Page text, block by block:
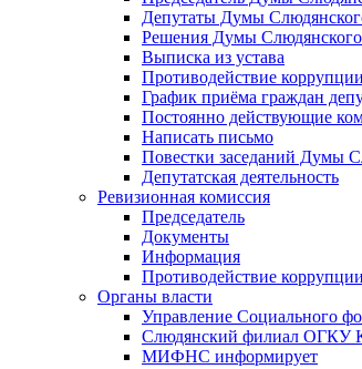
Депутаты Думы
Решения Думы
Выписка из устава
Противодействие коррупции
График приёма граждан
Постоянно действующие
Написать письмо
Повестки заседаний Думы
Депутатская деятельность
Ревизионная комиссия
Председатель
Документы
Информация
Противодействие коррупции
Органы власти
Управление Социального
Слюдянский филиал ОГКУ
МИФНС информирует